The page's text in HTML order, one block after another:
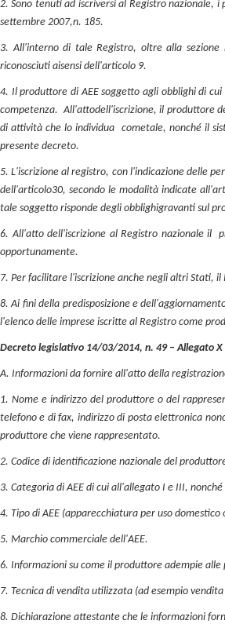
2. Sono tenuti ad iscriversi al Registro nazionale, i
settembre 2007,n. 185.
3. All'interno di tale Registro, oltre alla sezione
riconosciuti aisensi dell'articolo 9.
4. Il produttore di AEE soggetto agli obblighi di cui
competenza. All'attodell'iscrizione, il produttore
di attività che lo individua cometale, nonché il
presente decreto.
5. L'iscrizione al registro, con l'indicazione delle
dell'articolo30, secondo le modalità indicate
tale soggetto risponde degli obblighigravanti sul
6. All'atto dell'iscrizione al Registro nazionale il
opportunamente.
7. Per facilitare l'iscrizione anche negli altri Stati,
8. Ai fini della predisposizione e
l'elenco delle imprese iscritte al Registro come
Decreto legislativo 14/03/2014, n. 49 – Allegato
A. Informazioni da fornire all'atto della
1. Nome e indirizzo del produttore o del
telefono e di fax, indirizzo di posta elettronica
produttore che viene rappresentato.
2. Codice di identificazione nazionale del
3. Categoria di AEE di cui all'allegato I e III,
4. Tipo di AEE (apparecchiatura per uso domestico
5. Marchio commerciale dell'AEE.
6. Informazioni su come il produttore adempie
7. Tecnica di vendita utilizzata (ad esempio
8. Dichiarazione attestante che le informazioni